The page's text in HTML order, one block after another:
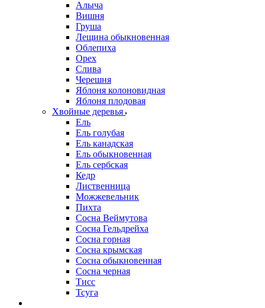
Алыча
Вишня
Груша
Лещина обыкновенная
Облепиха
Орех
Слива
Черешня
Яблоня колоновидная
Яблоня плодовая
Хвойные деревья
Ель
Ель голубая
Ель канадская
Ель обыкновенная
Ель сербская
Кедр
Лиственница
Можжевельник
Пихта
Сосна Веймутова
Сосна Гельдрейха
Сосна горная
Сосна крымская
Сосна обыкновенная
Сосна черная
Тисс
Тсуга